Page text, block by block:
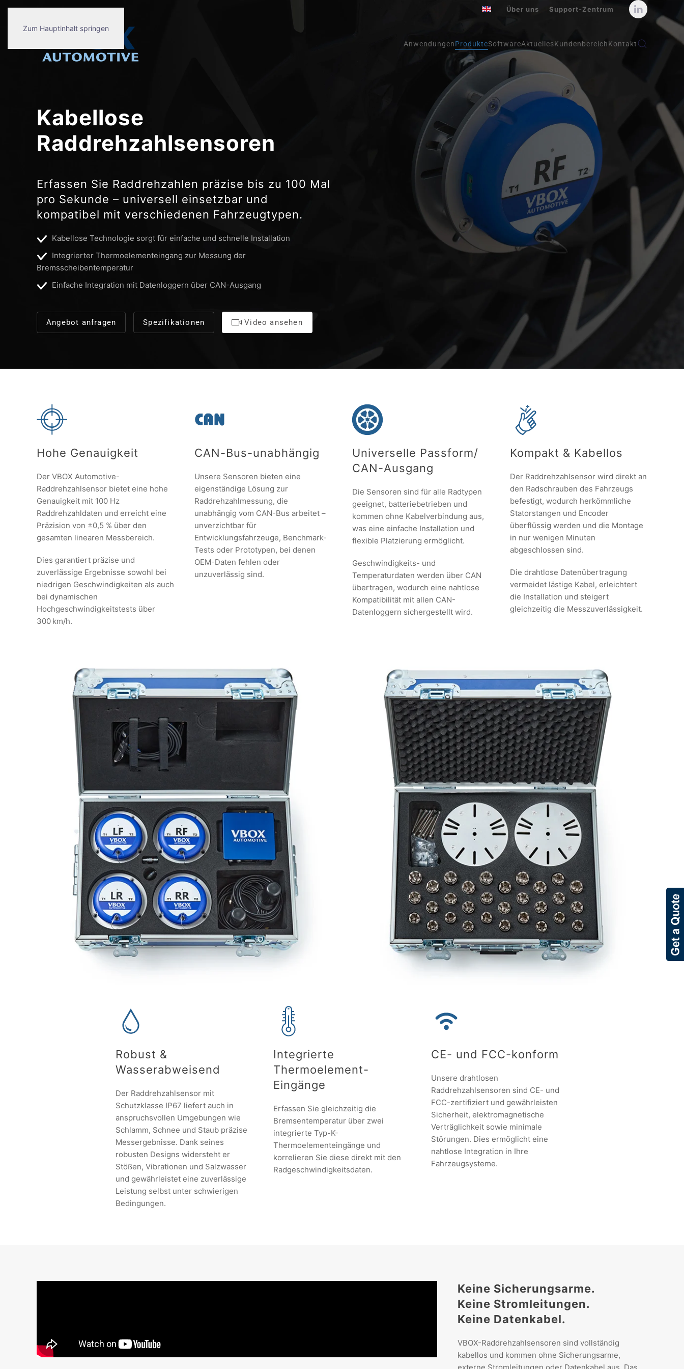
Zum Hauptinhalt springen
Über uns Support-Zentrum
AnwendungenProdukteSoftwareAktuellesKundenbereichKontakt
Kabellose
Raddrehzahlsensoren
Erfassen Sie Raddrehzahlen präzise bis zu 100 Mal
pro Sekunde – universell einsetzbar und
kompatibel mit verschiedenen Fahrzeugtypen.
Kabellose Technologie sorgt für einfache und schnelle Installation
Integrierter Thermoelementeingang zur Messung der
Bremsscheibentemperatur
Einfache Integration mit Datenloggern über CAN-Ausgang
Angebot anfragen Spezifikationen Video ansehen
Hohe Genauigkeit
Der VBOX Automotive-
Raddrehzahlsensor bietet eine hohe
Genauigkeit mit 100 Hz
Raddrehzahldaten und erreicht eine
Präzision von ±0,5 % über den
gesamten linearen Messbereich.
Dies garantiert präzise und
zuverlässige Ergebnisse sowohl bei
niedrigen Geschwindigkeiten als auch
bei dynamischen
Hochgeschwindigkeitstests über
300 km/h.
CAN-Bus-unabhängig
Unsere Sensoren bieten eine
eigenständige Lösung zur
Raddrehzahlmessung, die
unabhängig vom CAN-Bus arbeitet –
unverzichtbar für
Entwicklungsfahrzeuge, Benchmark-
Tests oder Prototypen, bei denen
OEM-Daten fehlen oder
unzuverlässig sind.
Universelle Passform/
CAN-Ausgang
Die Sensoren sind für alle Radtypen
geeignet, batteriebetrieben und
kommen ohne Kabelverbindung aus,
was eine einfache Installation und
flexible Platzierung ermöglicht.
Geschwindigkeits- und
Temperaturdaten werden über CAN
übertragen, wodurch eine nahtlose
Kompatibilität mit allen CAN-
Datenloggern sichergestellt wird.
Kompakt & Kabellos
Der Raddrehzahlsensor wird direkt an
den Radschrauben des Fahrzeugs
befestigt, wodurch herkömmliche
Statorstangen und Encoder
überflüssig werden und die Montage
in nur wenigen Minuten
abgeschlossen sind.
Die drahtlose Datenübertragung
vermeidet lästige Kabel, erleichtert
die Installation und steigert
gleichzeitig die Messzuverlässigkeit.
Robust &
Wasserabweisend
Der Raddrehzahlsensor mit
Schutzklasse IP67 liefert auch in
anspruchsvollen Umgebungen wie
Schlamm, Schnee und Staub präzise
Messergebnisse. Dank seines
robusten Designs widersteht er
Stößen, Vibrationen und Salzwasser
und gewährleistet eine zuverlässige
Leistung selbst unter schwierigen
Bedingungen.
Integrierte
Thermoelement-
Eingänge
Erfassen Sie gleichzeitig die
Bremsentemperatur über zwei
integrierte Typ-K-
Thermoelementeingänge und
korrelieren Sie diese direkt mit den
Radgeschwindigkeitsdaten.
CE- und FCC-konform
Unsere drahtlosen
Raddrehzahlsensoren sind CE- und
FCC-zertifiziert und gewährleisten
Sicherheit, elektromagnetische
Verträglichkeit sowie minimale
Störungen. Dies ermöglicht eine
nahtlose Integration in Ihre
Fahrzeugsysteme.
Keine Sicherungsarme.
Keine Stromleitungen.
Keine Datenkabel.
VBOX-Raddrehzahlsensoren sind vollständig
kabellos und kommen ohne Sicherungsarme,